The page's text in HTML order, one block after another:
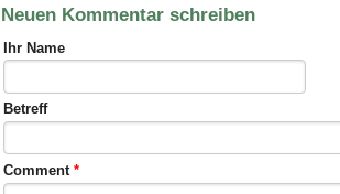
Neuen Kommentar schreiben
Ihr Name
Betreff
Comment*